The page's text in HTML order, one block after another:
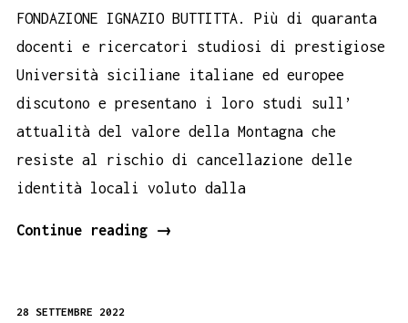
FONDAZIONE IGNAZIO BUTTITTA. Più di quaranta
docenti e ricercatori studiosi di prestigiose
Università siciliane italiane ed europee
discutono e presentano i loro studi sull’
attualità del valore della Montagna che
resiste al rischio di cancellazione delle
identità locali voluto dalla
Continue reading
La
→
28 SETTEMBRE 2022